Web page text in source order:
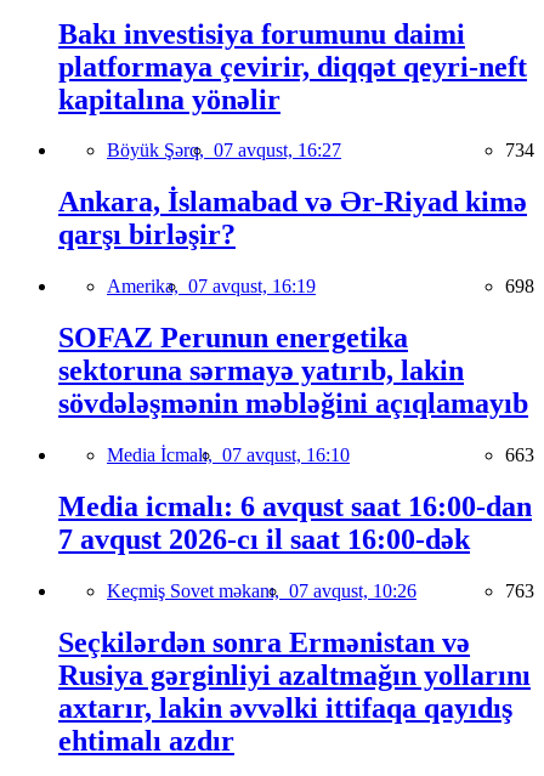
Bakı investisiya forumunu daimi
platformaya çevirir, diqqət qeyri-neft
kapitalına yönəlir
Böyük Şərq, 07 avqust, 16:27 734
Ankara, İslamabad və Ər-Riyad kimə
qarşı birləşir?
Amerika, 07 avqust, 16:19 698
SOFAZ Perunun energetika
sektoruna sərmayə yatırıb, lakin
sövdələşmənin məbləğini açıqlamayıb
Media İcmalı, 07 avqust, 16:10 663
Media icmalı: 6 avqust saat 16:00-dan
7 avqust 2026-cı il saat 16:00-dək
Keçmiş Sovet məkanı, 07 avqust, 10:26 763
Seçkilərdən sonra Ermənistan və
Rusiya gərginliyi azaltmağın yollarını
axtarır, lakin əvvəlki ittifaqa qayıdış
ehtimalı azdır